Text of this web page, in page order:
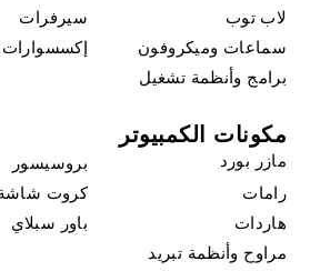
لاب توب
سيرفرات
سماعات وميكروفون
إكسسوارات
برامج وأنظمة تشغيل
مكونات الكمبيوتر
مازر بورد
بروسيسور
رامات
كروت شاشة
هاردات
باور سبلاي
مراوح وأنظمة تبريد